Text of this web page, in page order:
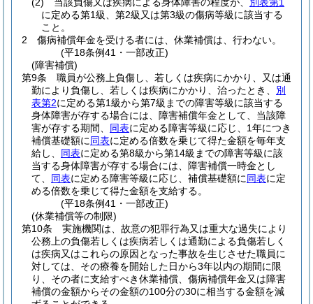
に定める第1級、第2級又は第3級の傷病等級に該当する
こと。
2
傷病補償年金を受ける者には、休業補償は、行わない。
(平18条例41・一部改正)
(障害補償)
第9条
職員が公務上負傷し、若しくは疾病にかかり、又は通
勤により負傷し、若しくは疾病にかかり、治ったとき、 別
表第2に定める第1級から第7級までの障害等級に該当する
身体障害が存する場合には、障害補償年金として、当該障
害が存する期間、 同表に定める障害等級に応じ、1年につき
補償基礎額に同表に定める倍数を乗じて得た金額を毎年支
給し、 同表に定める第8級から第14級までの障害等級に該
当する身体障害が存する場合には、障害補償一時金とし
て、 同表に定める障害等級に応じ、補償基礎額に同表に定
める倍数を乗じて得た金額を支給する。
(平18条例41・一部改正)
(休業補償等の制限)
第10条
実施機関は、故意の犯罪行為又は重大な過失により
公務上の負傷若しくは疾病若しくは通勤による負傷若しく
は疾病又はこれらの原因となった事故を生じさせた職員に
対しては、その療養を開始した日から3年以内の期間に限
り、その者に支給すべき休業補償、傷病補償年金又は障害
補償の金額からその金額の100分の30に相当する金額を減